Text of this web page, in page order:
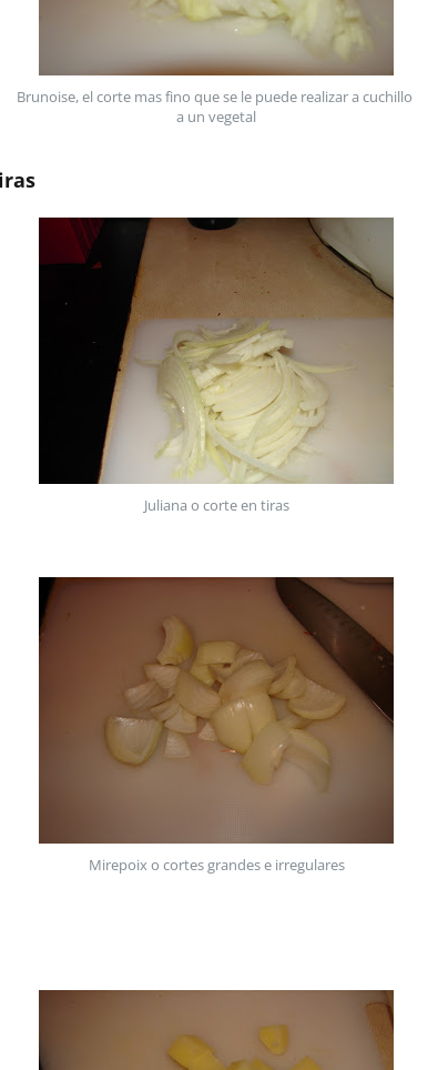
Brunoise, el corte mas fino que se le puede realizar a cuchillo
a un vegetal
Juliana o corte en tiras
Mirepoix o cortes grandes e irregulares